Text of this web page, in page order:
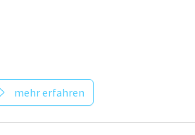
mehr erfahren